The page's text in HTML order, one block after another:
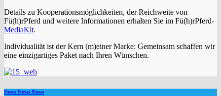
Details zu Kooperationsmöglichkeiten, der Reichweite von
Fü(h)rPferd und weitere Informationen erhalten Sie im Fü(h)rPferd-
MediaKit.
Individualität ist der Kern (m)einer Marke: Gemeinsam schaffen wir
eine einzigartiges Paket nach Ihren Wünschen.
News News News